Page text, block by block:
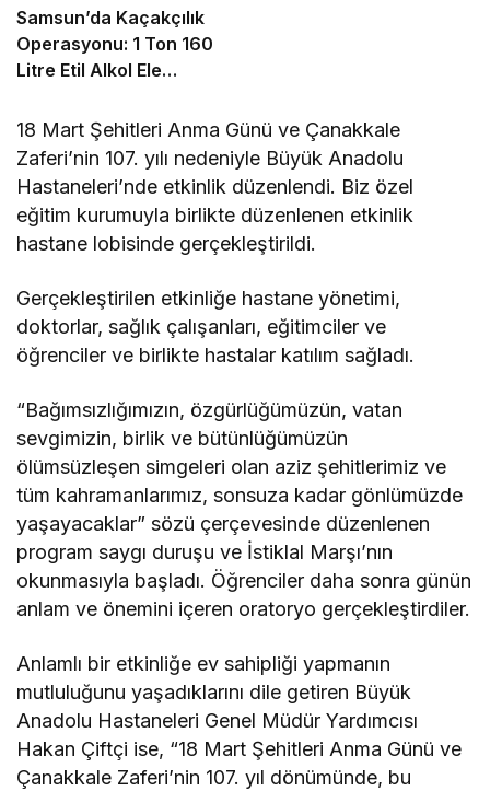
Samsun’da Kaçakçılık
Operasyonu: 1 Ton 160
Litre Etil Alkol Ele
18 Mart Şehitleri Anma Günü ve Çanakkale
Zaferi’nin 107. yılı nedeniyle Büyük Anadolu
Hastaneleri’nde etkinlik düzenlendi. Biz özel
eğitim kurumuyla birlikte düzenlenen etkinlik
hastane lobisinde gerçekleştirildi.
Gerçekleştirilen etkinliğe hastane yönetimi,
doktorlar, sağlık çalışanları, eğitimciler ve
öğrenciler ve birlikte hastalar katılım sağladı.
“Bağımsızlığımızın, özgürlüğümüzün, vatan
sevgimizin, birlik ve bütünlüğümüzün
ölümsüzleşen simgeleri olan aziz şehitlerimiz ve
tüm kahramanlarımız, sonsuza kadar gönlümüzde
yaşayacaklar” sözü çerçevesinde düzenlenen
program saygı duruşu ve İstiklal Marşı’nın
okunmasıyla başladı. Öğrenciler daha sonra günün
anlam ve önemini içeren oratoryo gerçekleştirdiler.
Anlamlı bir etkinliğe ev sahipliği yapmanın
mutluluğunu yaşadıklarını dile getiren Büyük
Anadolu Hastaneleri Genel Müdür Yardımcısı
Hakan Çiftçi ise, “18 Mart Şehitleri Anma Günü ve
Çanakkale Zaferi’nin 107. yıl dönümünde, bu